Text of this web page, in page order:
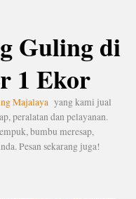
Guling di
1 Ekor
Majalaya yang kami jual
peralatan dan pelayanan.
bumbu meresap,
Pesan sekarang juga!